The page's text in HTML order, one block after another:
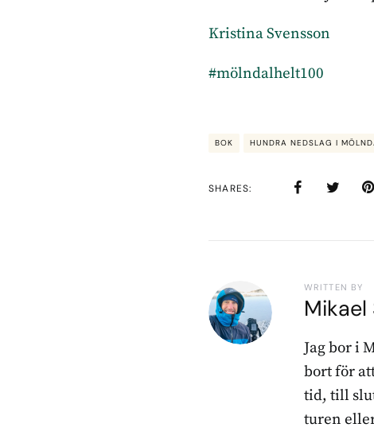
Kristina Svensson
#mölndalhelt100
BOK HUNDRA NEDSLAG I
SHARES
WRITTEN BY
Mikael
Jag bor i
bort för
tid, till
turen